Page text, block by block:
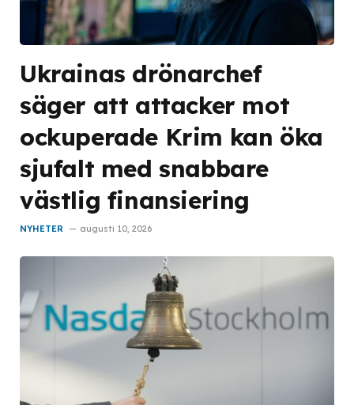
Ukrainas drönarchef
säger att attacker mot
ockuperade Krim kan öka
sjufalt med snabbare
västlig finansiering
NYHETER augusti 10, 2026